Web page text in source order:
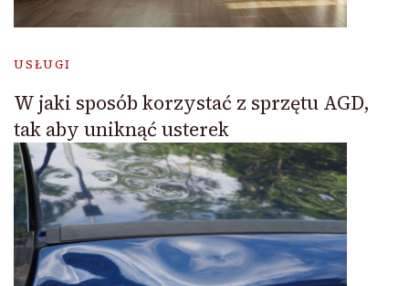
USŁUGI
W jaki sposób korzystać z sprzętu AGD,
tak aby uniknąć usterek